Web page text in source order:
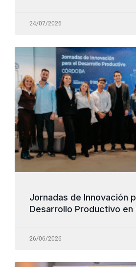
24/07/2026
Jornadas de Innovación
Desarrollo Productivo en
26/06/2026